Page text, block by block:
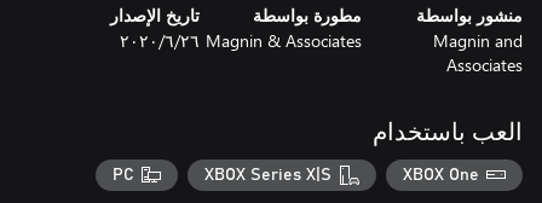
منشور بواسطة
Magnin and
Associates
مطورة بواسطة
Magnin & Associates
تاريخ الإصدار
٢٦‏/٦‏/٢٠٢٠
العب باستخدام
XBOX One
XBOX Series X|S
PC